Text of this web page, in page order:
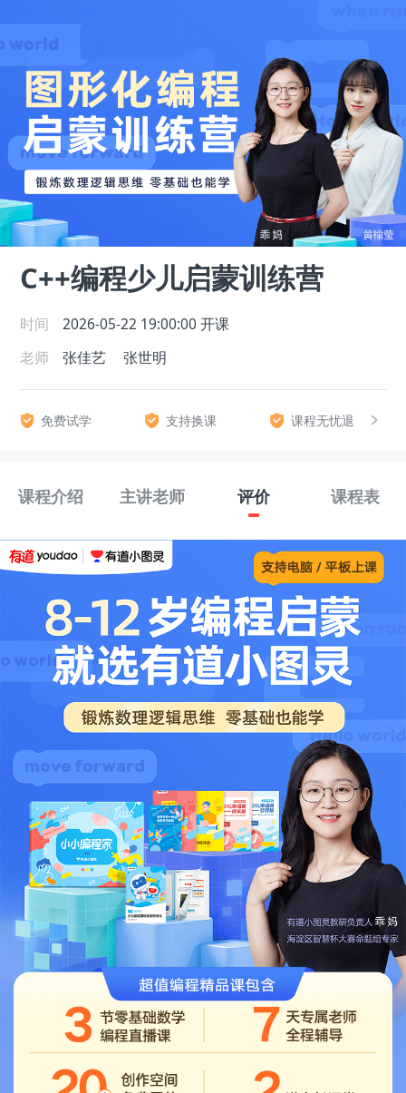
C++编程少儿启蒙训练营
时间 2026-05-22 19:00:00 开课
老师
张佳艺 张世明
免费试学 支持换课 课程无忧退
课程介绍 主讲老师 评价 课程表